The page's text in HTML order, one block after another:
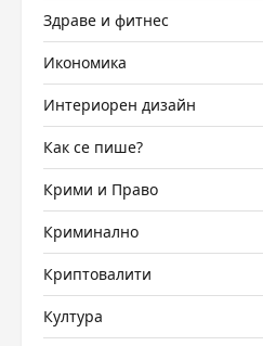
Здраве и фитнес
Икономика
Интериорен дизайн
Как се пише?
Крими и Право
Криминално
Криптовалити
Култура